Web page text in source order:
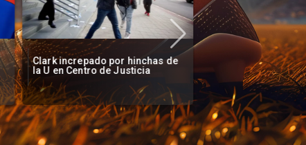
Clark increpado por hinchas de
la U en Centro de Justicia
Vozinha firma
Colo Colo como